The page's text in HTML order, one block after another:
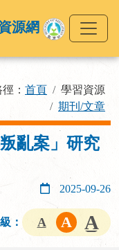
源網
： 首頁
學習資源
期刊/文章
亂案」研究
2025-09-26
：